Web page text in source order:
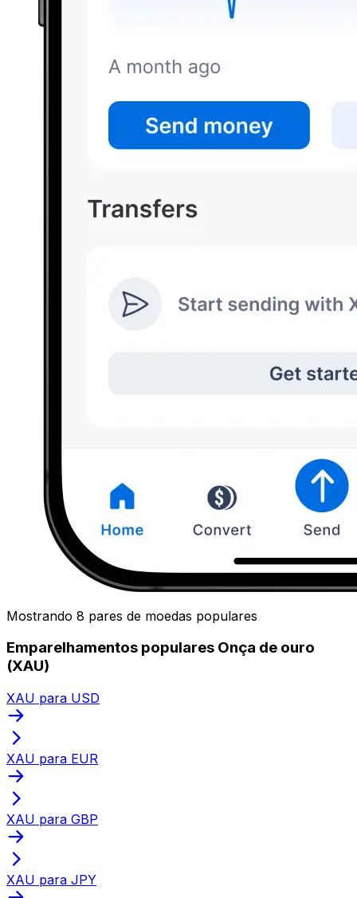
Mostrando 8 pares de moedas populares
Emparelhamentos populares Onça de ouro
(XAU)
XAU para USD
XAU para EUR
XAU para GBP
XAU para JPY